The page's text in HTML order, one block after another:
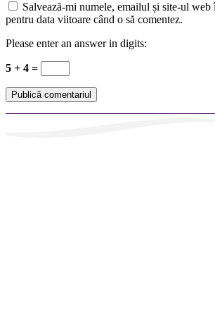
Salvează-mi numele, emailul și site-ul web
pentru data viitoare când o să comentez.
Please enter an answer in digits:
5 + 4 =